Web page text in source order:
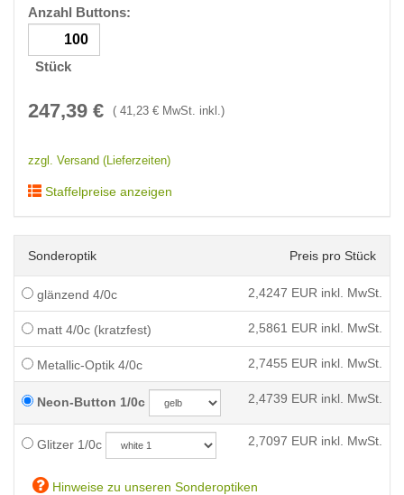
Anzahl Buttons:
Stück
247,39 € ( 41,23 € MwSt. inkl.)
zzgl. Versand (Lieferzeiten)
Staffelpreise anzeigen
Sonderoptik Preis pro Stück
glänzend 4/0c 2,4247 EUR inkl. MwSt.
matt 4/0c (kratzfest) 2,5861 EUR inkl. MwSt.
Metallic-Optik 4/0c 2,7455 EUR inkl. MwSt.
Neon-Button 1/0c 2,4739 EUR inkl. MwSt.
Glitzer 1/0c 2,7097 EUR inkl. MwSt.
Hinweise zu unseren Sonderoptiken